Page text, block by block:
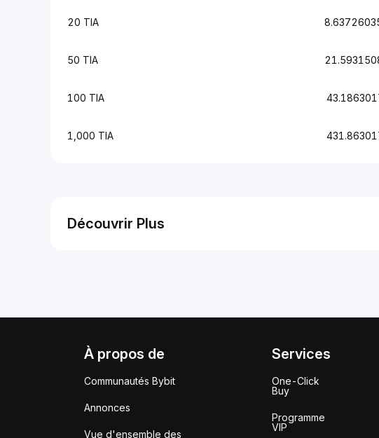
20 TIA
50 TIA
100 TIA
1,000 TIA
Découvrir Plus
À propos de
Communautés Bybit
Annonces
Vue d'ensemble des
Services
One-Click
Buy
Programme
VIP